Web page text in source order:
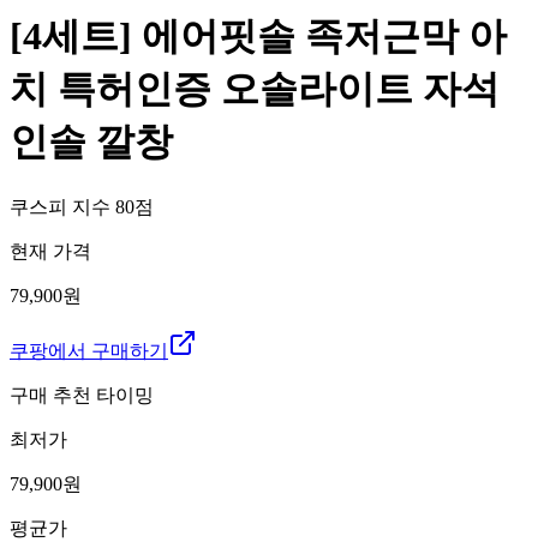
[4세트] 에어핏솔 족저근막 아
치 특허인증 오솔라이트 자석
인솔 깔창
쿠스피 지수 80점
현재 가격
79,900원
쿠팡에서 구매하기
구매 추천 타이밍
최저가
79,900원
평균가